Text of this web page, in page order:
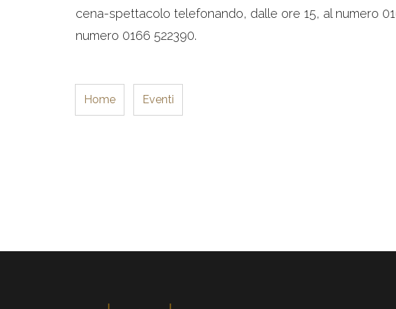
cena-spettacolo telefonando, dalle ore 15, al numero
numero 0166 522390.
Home Eventi